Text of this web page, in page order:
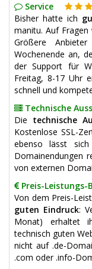
Service
Bisher hatte ich
manitu. Auf
Größere
Wochenende an,
der Support für
Freitag, 8-17 Uhr
schnell und
Technische
Die technische
Kostenlose SSL-
ebenso lässt sich
Domainendungen
von externen
Preis-
Von dem Preis-
guten Eindruck:
Monat) erhaltet
technisch guten
nicht auf .de-
.com oder .info-